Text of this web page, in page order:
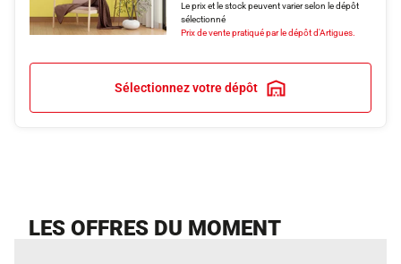
Le prix et le stock peuvent varier selon le dépôt
sélectionné
Prix de vente pratiqué par le dépôt d'Artigues.
Sélectionnez votre dépôt
LES OFFRES DU MOMENT